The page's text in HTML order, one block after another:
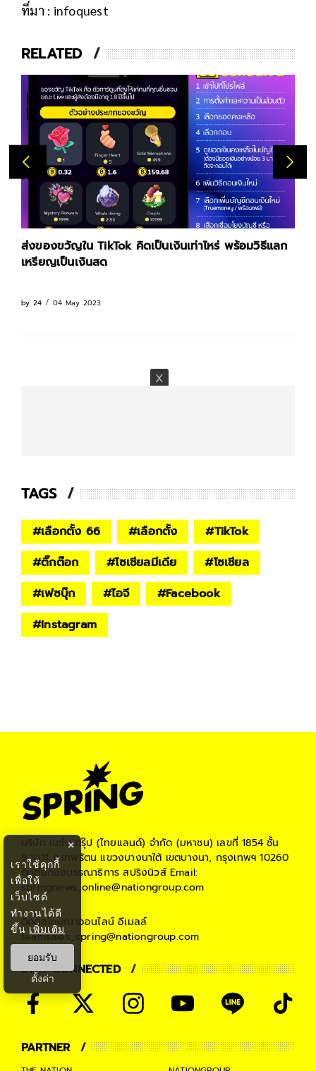
ที่มา : infoquest
RELATED
ไหร่ พร้อมวิธีแลก
เทรนด์ฮิต ดู YouTube แบบเร่งความเร็
TAGS
#เลือกตั้ง 66 #เลือกตั้ง #TikTok
#ติ๊กต๊อก #โซเชียลมีเดีย #โซเชียล
#เฟซบุ๊ก #ไอจี #Facebook
#Instagram
บริษัท เนชั่น กรุ๊ป (ไทยแลนด์) จำกัด (มหาชน) เลขที่ 1854 ชั้น
9,10,11 ถ.เทพรัตน แขวงบางนาใต้ เขตบางนา, กรุงเทพฯ 10260
ติดต่อกองบรรณาธิการ สปริงนิวส์Email:
springnews_online@nationgroup.com
ติดต่อโฆษณาออนไลน์ อีเมลล์
teamsales_spring@nationgroup.com
STAY CONNECTED
PARTNER
×
เราใช้คุกกี้
เพื่อให้
เว็บไซต์
ทำงานได้ดี
ขึ้น เพิ่มเติม
ยอมรับ
ตั้งค่า